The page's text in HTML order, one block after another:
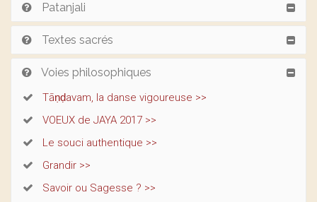
Patanjali
Textes sacrés
Voies philosophiques
Tāṇḍavam, la danse vigoureuse >>
VOEUX de JAYA 2017 >>
Le souci authentique >>
Grandir >>
Savoir ou Sagesse ? >>